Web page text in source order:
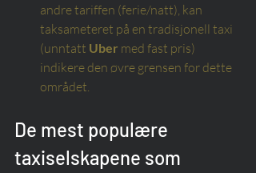
andre tariffen (ferie/natt), kan
taksameteret på en tradisjonell taxi
(unntatt Uber med fast pris)
indikere den øvre grensen for dette
området.
De mest populære
taxiselskapene som